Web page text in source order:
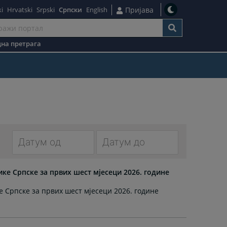
Hrvatski Srpski Српски English Пријава
претрага
forward
interact
the
forward
interact
the
Српске за првих шест мјесеци 2026. године
Српске за првих шест мјесеци 2026. године